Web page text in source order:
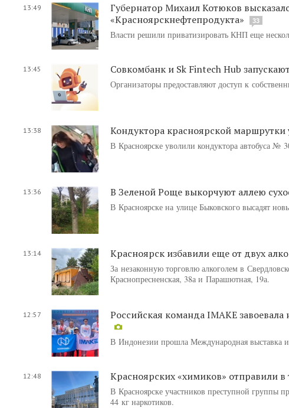
13:49
Губернатор Михаил Котюков
«Красноярскнефтепродукта»
33
Власти решили приватизировать КНП еще
13:45 Совкомбанк и Sk Fintech Hub
Организаторы предоставляют доступ к
13:38 Кондуктора красноярской
В Красноярске уволили кондуктора автобуса №
13:36 В Зеленой Роще выкорчуют аллею
В Красноярске на улице Быковского высадят
13:14 Красноярск избавили еще от двух
За незаконную торговлю алкоголем в
Краснопресненская, 38а и Парашютная, 19а.
12:57 Российская команда IMAKE
В Индонезии прошла Международная выставка
12:48 Красноярских «химиков» отправили
В Красноярске участников преступной группы
44 кг наркотиков.